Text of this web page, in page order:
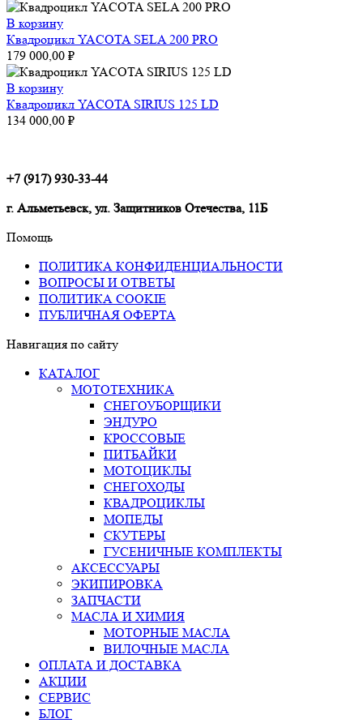
В корзину
Квадроцикл YACOTA SELA 200 PRO
179 000,00 ₽
В корзину
Квадроцикл YACOTA SIRIUS 125 LD
134 000,00 ₽
+7 (917) 930-33-44
г. Альметьевск, ул. Защитников Отечества, 11Б
Помощь
ПОЛИТИКА КОНФИДЕНЦИАЛЬНОСТИ
ВОПРОСЫ И ОТВЕТЫ
ПОЛИТИКА COOKIE
ПУБЛИЧНАЯ ОФЕРТА
Навигация по сайту
КАТАЛОГ
МОТОТЕХНИКА
СНЕГОУБОРЩИКИ
ЭНДУРО
КРОССОВЫЕ
ПИТБАЙКИ
МОТОЦИКЛЫ
СНЕГОХОДЫ
КВАДРОЦИКЛЫ
МОПЕДЫ
СКУТЕРЫ
ГУСЕНИЧНЫЕ КОМПЛЕКТЫ
АКСЕССУАРЫ
ЭКИПИРОВКА
ЗАПЧАСТИ
МАСЛА И ХИМИЯ
МОТОРНЫЕ МАСЛА
ВИЛОЧНЫЕ МАСЛА
ОПЛАТА И ДОСТАВКА
АКЦИИ
СЕРВИС
БЛОГ